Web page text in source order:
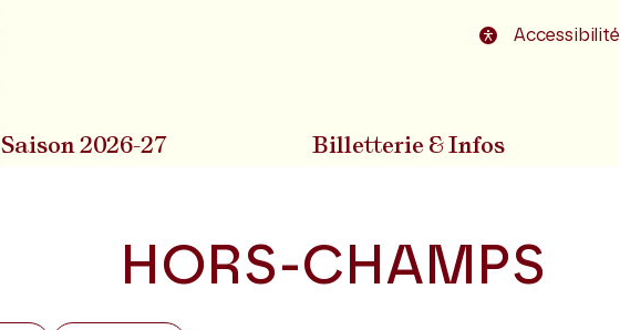
Aller au pied de la page Accessibilité
Saison 2026-27 Billetterie & Infos
HORS-CHAMPS